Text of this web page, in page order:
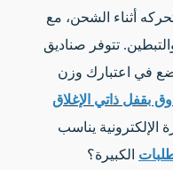
أثناء الشحن، مع
تتوفر صناديق
ضع في اعتبارك وزن
بقفل ذاتي الإغلاق
الإلكترونية يناسب
الكبيرة؟